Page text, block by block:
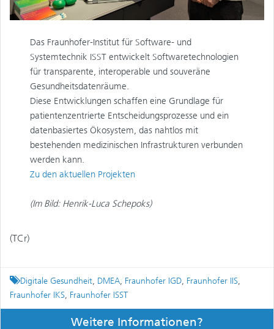
Das Fraunhofer-Institut für Software- und
Systemtechnik ISST entwickelt Softwaretechnologien
für transparente, interoperable und souveräne
Gesundheitsdatenräume.
Diese Entwicklungen schaffen eine Grundlage für
patientenzentrierte Entscheidungsprozesse und ein
datenbasiertes Ökosystem, das nahtlos mit
bestehenden medizinischen Infrastrukturen verbunden
werden kann.
Zu den aktuellen Projekten
(Im Bild: Henrik-Luca Schepoks)
(TCr)
Tagged
Digitale Gesundheit, DMEA, Fraunhofer IGD, Fraunhofer IIS,
Fraunhofer IKS, Fraunhofer ISST
Weitere Informationen?